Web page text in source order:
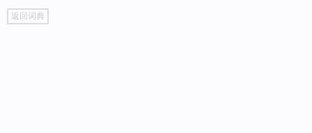
go
top
返回词典